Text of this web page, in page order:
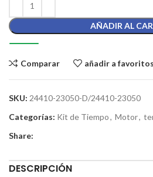
AÑADIR AL
Comparar añadir a favoritos
SKU: 24410-23050-D/24410-23050
Categorías: Kit de Tiempo, Motor,
Share:
DESCRIPCIÓN